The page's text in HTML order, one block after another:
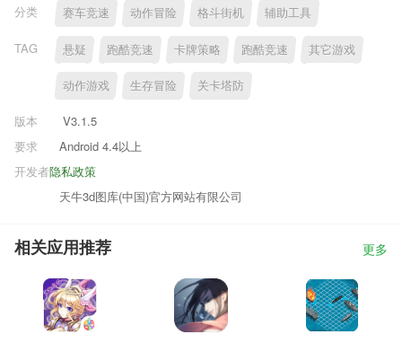
分类
赛车竞速 动作冒险 格斗街机 辅助工具
TAG 悬疑 跑酷竞速 卡牌策略 跑酷竞速 其它游戏
动作游戏 生存冒险 关卡塔防
版本
V3.1.5
要求
Android 4.4以上
隐私政策
开发者
天牛3d图库(中国)官方网站有限公司
相关应用推荐 更多